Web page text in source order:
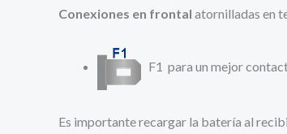
Conexiones en frontal atornilladas en
F1 para un mejor
Es importante recargar la batería al